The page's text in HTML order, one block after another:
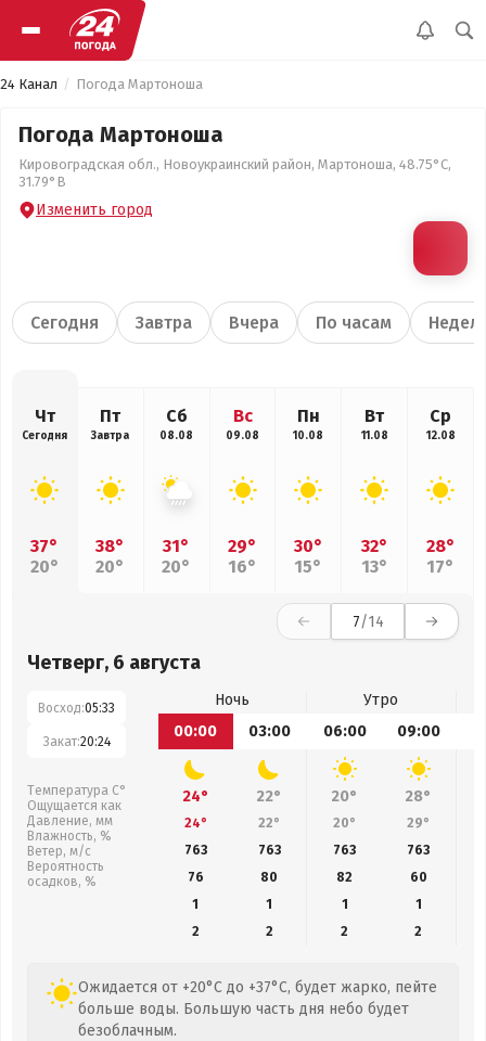
24 Канал Погода Мартоноша
Погода Мартоноша
Кировоградская обл., Новоукраинский район, Мартоноша, 48.75°С,
31.79°В
Изменить город
Сегодня Завтра Вчера По часам
Чт
Сегодня
37°
20°
Пт
Завтра
38°
20°
Сб
08.08
31°
20°
Вс
09.08
29°
16°
Пн
10.08
30°
15°
Вт
11.08
32°
13°
Ср
12.08
28°
17°
7/14
Четверг, 6 августа
Восход:05:33
Закат:20:24
Температура С°
Ощущается как
Давление, мм
Влажность, %
Ветер, м/с
Вероятность
осадков, %
Ночь
Утро
00:00
03:00 06:00 09:00
24° 22° 20° 28°
24° 22° 20° 29°
763
763 763 763
76
80 82 60
1
1 1
1
2
2 2 2
Ожидается от +20°C до +37°C, будет жарко, пейте
больше воды. Большую часть дня небо будет
безоблачным.